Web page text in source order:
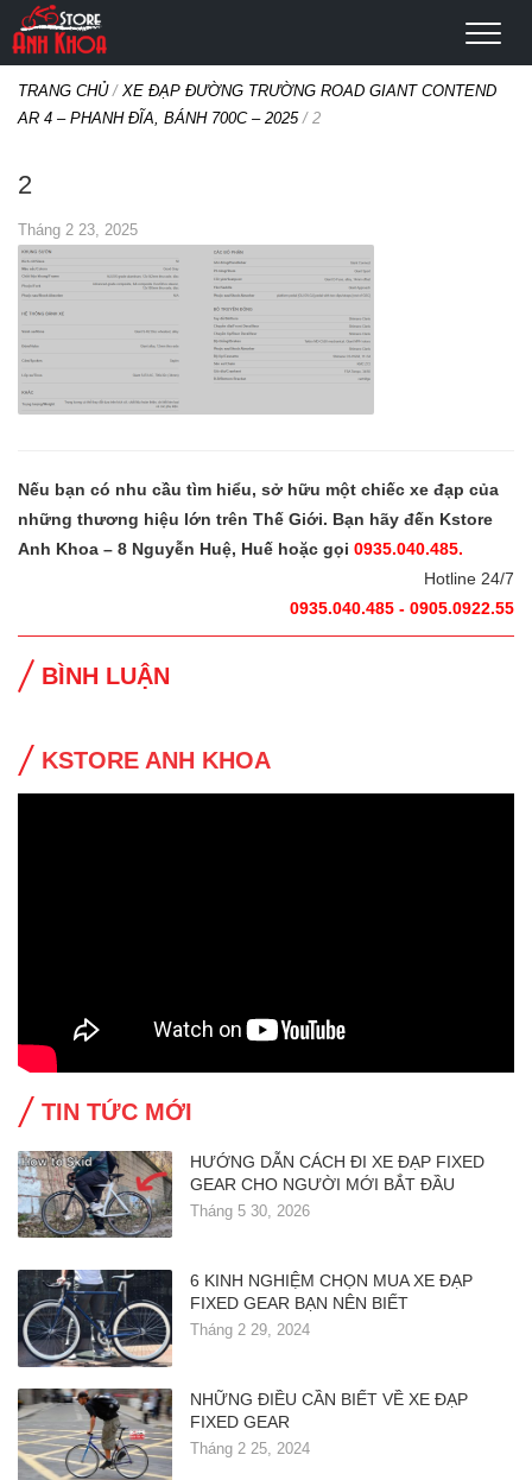
TRANG CHỦ/ XE ĐẠP ĐƯỜNG TRƯỜNG ROAD GIANT CONTEND
AR 4 – PHANH ĐĨA, BÁNH 700C – 2025/ 2
2
Tháng 2 23, 2025
Nếu bạn có nhu cầu tìm hiểu, sở hữu một chiếc xe đạp của
những thương hiệu lớn trên Thế Giới. Bạn hãy đến Kstore
Anh Khoa – 8 Nguyễn Huệ, Huế hoặc gọi 0935.040.485.
Hotline 24/7
0935.040.485 - 0905.0922.55
BÌNH LUẬN
KSTORE ANH KHOA
TIN TỨC MỚI
HƯỚNG DẪN CÁCH ĐI XE ĐẠP FIXED
GEAR CHO NGƯỜI MỚI BẮT ĐẦU
Tháng 5 30, 2026
6 KINH NGHIỆM CHỌN MUA XE ĐẠP
FIXED GEAR BẠN NÊN BIẾT
Tháng 2 29, 2024
NHỮNG ĐIỀU CẦN BIẾT VỀ XE ĐẠP
FIXED GEAR
Tháng 2 25, 2024